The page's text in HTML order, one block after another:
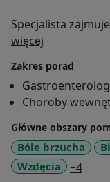
Specjalista
chorób przewodu
choroba
przełyk Barretta,
choroby
choroba
dyspepsja
zespół jelita
celiakia,
więcej
Zakres porad
Choroby
Główne obszary
Bóle brzucha
Wzdęcia
+4